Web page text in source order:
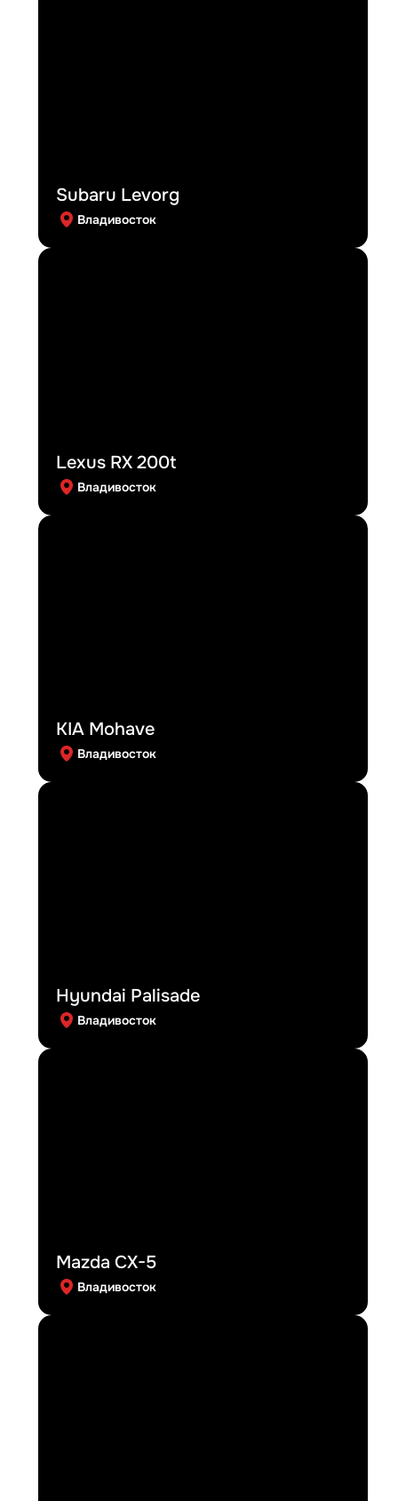
Subaru Levorg
Владивосток
Lexus RX 200t
Владивосток
KIA Mohave
Владивосток
Hyundai Palisade
Владивосток
Mazda CX-5
Владивосток